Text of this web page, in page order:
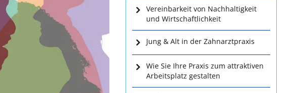
Vereinbarkeit von Nachhaltigkeit
und Wirtschaftlichkeit
Jung & Alt in der Zahnarztpraxis
Wie Sie Ihre Praxis zum attraktiven
Arbeitsplatz gestalten